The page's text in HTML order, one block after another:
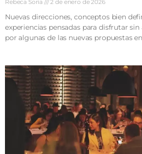
Rebeca Soria 2 de enero de 2026
Nuevas direcciones, conceptos bien
experiencias pensadas para disfrutar
por algunas de las nuevas propuestas